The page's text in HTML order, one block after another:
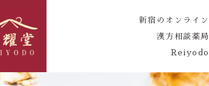
新宿のオンライン
漢方相談薬局
Reiyodo